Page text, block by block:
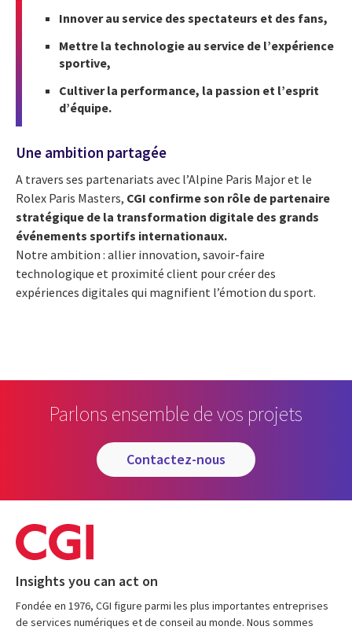
Innover au service des spectateurs et des fans,
Mettre la technologie au service de l’expérience
sportive,
Cultiver la performance, la passion et l’esprit
d’équipe.
Une ambition partagée
A travers ses partenariats avec l’Alpine Paris Major et le
Rolex Paris Masters, CGI confirme son rôle de partenaire
stratégique de la transformation digitale des grands
événements sportifs internationaux.
Notre ambition : allier innovation, savoir-faire
technologique et proximité client pour créer des
expériences digitales qui magnifient l’émotion du sport.
Parlons ensemble de vos projets
contactez-nous
Insights you can act on
Fondée en 1976, CGI figure parmi les plus importantes entreprises
de services numériques et de conseil au monde. Nous sommes